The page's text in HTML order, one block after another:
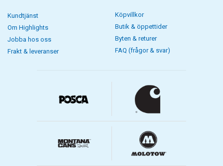
Kundtjänst
Om Highlights
Jobba hos oss
Frakt & leveranser
Köpvillkor
Butik & öppettider
Byten & returer
FAQ (frågor & svar)